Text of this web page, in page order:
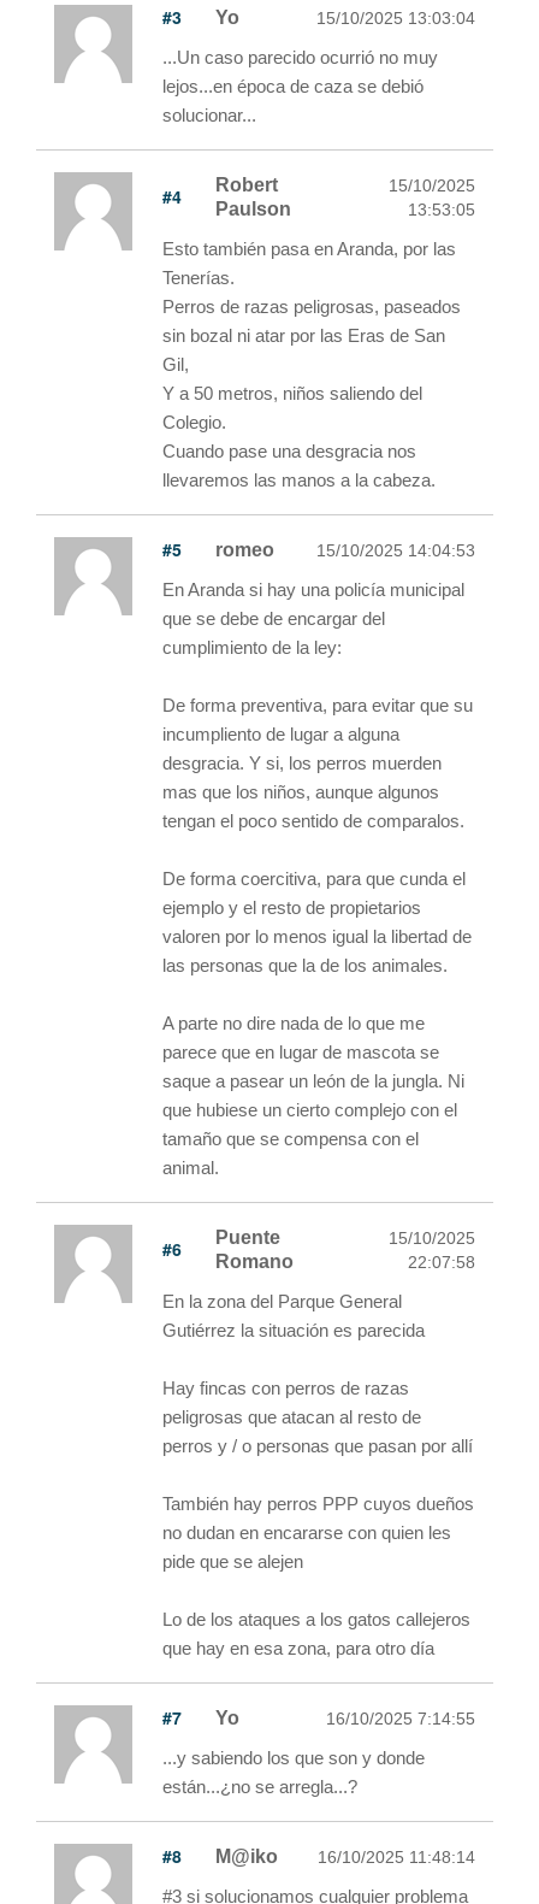
#3 Yo 15/10/2025 13:03:04
...Un caso parecido ocurrió no muy
lejos...en época de caza se debió
solucionar...
#4
Robert
Paulson
15/10/2025
13:53:05
Esto también pasa en Aranda, por las
Tenerías.
Perros de razas peligrosas, paseados
sin bozal ni atar por las Eras de San
Gil,
Y a 50 metros, niños saliendo del
Colegio.
Cuando pase una desgracia nos
llevaremos las manos a la cabeza.
#5 romeo 15/10/2025 14:04:53
En Aranda si hay una policía municipal
que se debe de encargar del
cumplimiento de la ley:
De forma preventiva, para evitar que su
incumpliento de lugar a alguna
desgracia. Y si, los perros muerden
mas que los niños, aunque algunos
tengan el poco sentido de comparalos.
De forma coercitiva, para que cunda el
ejemplo y el resto de propietarios
valoren por lo menos igual la libertad de
las personas que la de los animales.
A parte no dire nada de lo que me
parece que en lugar de mascota se
saque a pasear un león de la jungla. Ni
que hubiese un cierto complejo con el
tamaño que se compensa con el
animal.
#6
Puente
Romano
15/10/2025
22:07:58
En la zona del Parque General
Gutiérrez la situación es parecida
Hay fincas con perros de razas
peligrosas que atacan al resto de
perros y / o personas que pasan por allí
También hay perros PPP cuyos dueños
no dudan en encararse con quien les
pide que se alejen
Lo de los ataques a los gatos callejeros
que hay en esa zona, para otro día
#7 Yo 16/10/2025 7:14:55
...y sabiendo los que son y donde
están...¿no se arregla...?
#8 M@iko 16/10/2025 11:48:14
#3 si solucionamos cualquier problema